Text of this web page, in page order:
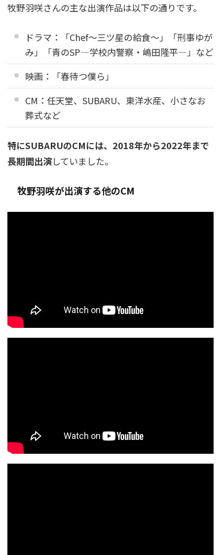
牧野羽咲さんの主な出演作品は以下の通りです。
ドラマ：「Chef〜三ツ星の給食〜」「刑事ゆが
み」「青のSP―学校内警察・嶋田隆平―」など
映画：「春待つ僕ら」
CM：任天堂、SUBARU、東洋水産、小さなお
葬式など
特にSUBARUのCMには、2018年から2022年まで
長期間出演していました。
牧野羽咲が出演する他のCM